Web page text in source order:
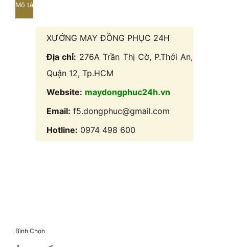
Mô tả
XƯỞNG MAY ĐỒNG PHỤC 24H
Địa chỉ: 276A Trần Thị Cờ, P.Thới An,
Quận 12, Tp.HCM
Website: maydongphuc24h.vn
Email: f5.dongphuc@gmail.com
Hotline: 0974 498 600
Bình Chọn